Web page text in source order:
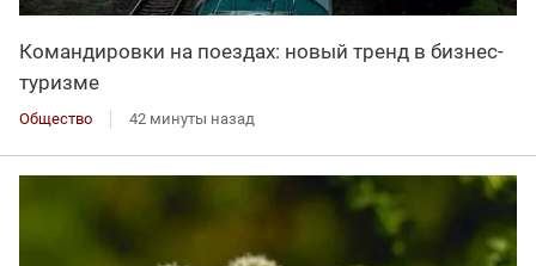
Командировки на поездах: новый тренд в бизнес-
туризме
Общество 42 минуты назад